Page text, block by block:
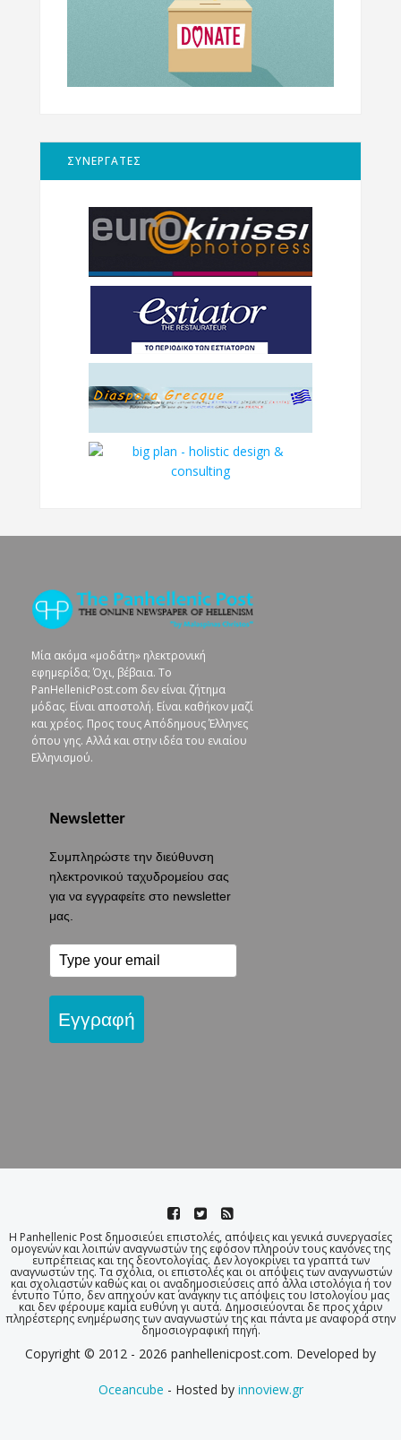
ΣΥΝΕΡΓΑΤΕΣ
Μία ακόμα «μοδάτη» ηλεκτρονική
εφημερίδα; Όχι, βέβαια. To
PanHellenicPost.com δεν είναι ζήτημα
μόδας. Είναι αποστολή. Είναι καθήκον μαζί
και χρέος. Προς τους Απόδημους Έλληνες
όπου γης. Αλλά και στην ιδέα του ενιαίου
Ελληνισμού.
Newsletter
Συμπληρώστε την διεύθυνση
ηλεκτρονικού ταχυδρομείου σας
για να εγγραφείτε στο newsletter
μας.
Εγγραφή
Η Panhellenic Post δημοσιεύει επιστολές, απόψεις και γενικά συνεργασίες
ομογενών και λοιπών αναγνωστών της εφόσον πληρούν τους κανόνες της
ευπρέπειας και της δεοντολογίας. Δεν λογοκρίνει τα γραπτά των
αναγνωστών της. Τα σχόλια, οι επιστολές και οι απόψεις των αναγνωστών
και σχολιαστών καθώς και οι αναδημοσιεύσεις από άλλα ιστολόγια ή τον
έντυπο Τύπο, δεν απηχούν κατ΄ ανάγκην τις απόψεις του Ιστολογίου μας
και δεν φέρουμε καμία ευθύνη γι αυτά. Δημοσιεύονται δε προς χάριν
πληρέστερης ενημέρωσης των αναγνωστών της και πάντα με αναφορά στην
δημοσιογραφική πηγή.
Copyright © 2012 - 2026 panhellenicpost.com. Developed by
Oceancube - Hosted by innoview.gr